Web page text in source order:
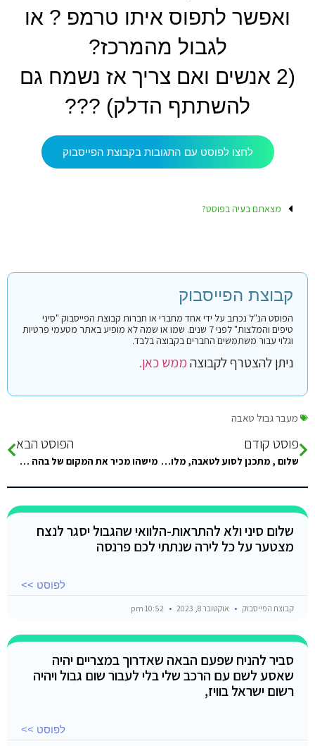
ואפשר לתפוס איתו טרמפ ? או
לגבול מהמרכז?
(2 אנשים ואם צריך אז נשמח גם
להשתתף הדלק) ???
לחצו לפוסט עם התגובות בקבוצת הפייסבוק
מצאתם בעיה בפוסט?
קבוצת הפייסבוק
הפוסט הנ"ל נכתב על ידי אחד מחברי או חברות קבוצת הפייסבוק "סיני
טיפים והמלצות" לפני 7 שנים. שמו או שמה לא מופיע באתר מטעמי פרטיות
וגלוי עבור משתמשים החברים בקבוצה בלבד.
ניתן להצטרף לקבוצהממש כאן.
מעבר גבול טאבה
פוסט קודם
שלום , מתכנן לסוע לטאבה, מלונות מומלצים? קרובים לגבול שמעתי שלא צריך לשלם על המעבר.
הפוסט הבא
מישהו מכיר את המקום של בהה במעגנה? הייתי שם לפני 10 שנים ותוהה אם הוא עדיין קיים. תודה
שלום סיני ולא להתראות-הלוואי שהגבול יסגר לנצח
מצטער על כל לירה שנתתי לכם פרנסה
לפוסט >>
קבוצת הפייסבוק אוקטובר 8, 2023
סביר להניח שפעם הבאה שאדרוך במצריים יהיה
שאסע לשם עם הרכב שלי בלי לעבור שום גבול ויהיה
רשום ישראל בוויז,
לפוסט >>